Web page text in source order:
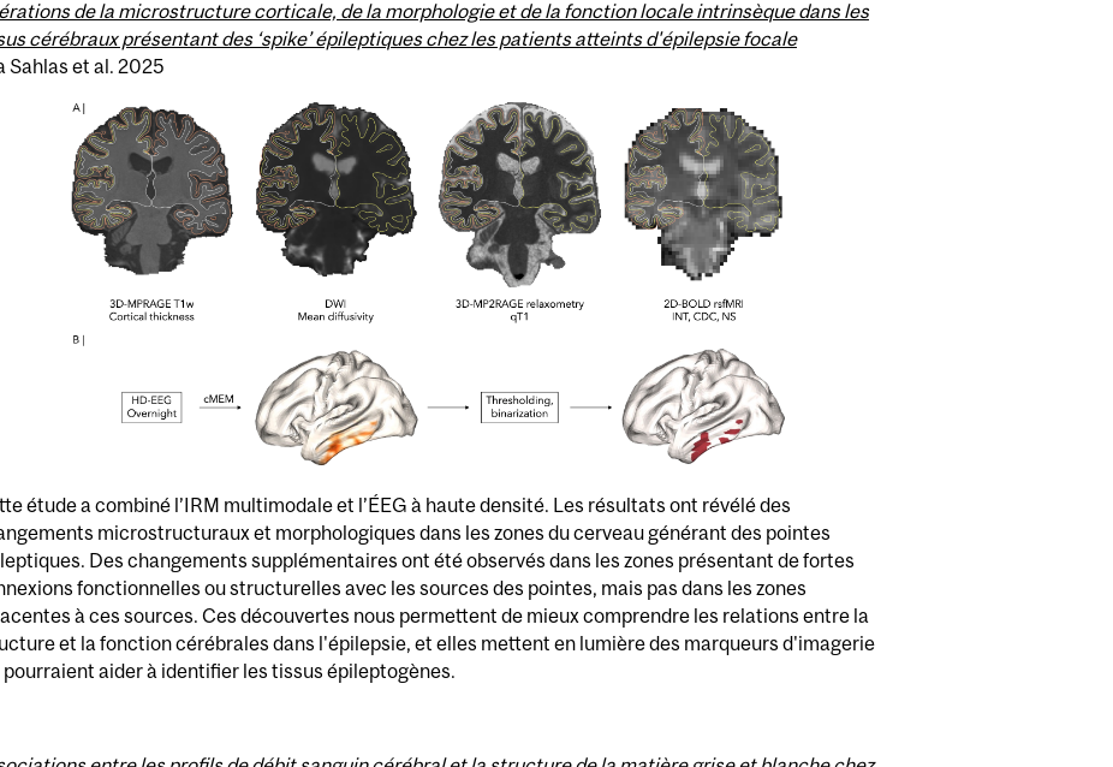
de la microstructure corticale, de la morphologie et de la fonction locale intrinsèque dans les
cérébraux présentant des ‘spike’ épileptiques chez les patients atteints d'épilepsie focale
Sahlas et al. 2025
étude a combiné l’IRM multimodale et l’ÉEG à haute densité. Les résultats ont révélé des
microstructuraux et morphologiques dans les zones du cerveau générant des pointes
Des changements supplémentaires ont été observés dans les zones présentant de fortes
fonctionnelles ou structurelles avec les sources des pointes, mais pas dans les zones
à ces sources. Ces découvertes nous permettent de mieux comprendre les relations entre la
et la fonction cérébrales dans l'épilepsie, et elles mettent en lumière des marqueurs d'imagerie
pourraient aider à identifier les tissus épileptogènes.